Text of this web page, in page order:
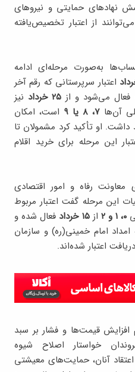
نهادهای حمایتی و نیروهای
از اعتبار تخصیص‌یافته
به‌صورت مرحله‌ای ادامه
اعتبار سرپرستانی که رقم آخر
می‌شود و از۲۵ خرداد
نیز
آن‌ها۷، ۸ یا ۹
است، امکان
داشت. او تأکید کرد مشمولان تا
این مرحله برای خرید اقلام
معاونت رفاه و امور اقتصادی
این مرحله گفت اعتبار مربوط
از۱۵ خرداد
فعال شده و
امام خمینی(ره) و سازمان
اعتبار شده‌اند.
افزایش قیمت‌ها و فشار بر سبد
خواستار اصلاح شیوه
آنان، حمایت‌های معیشتی